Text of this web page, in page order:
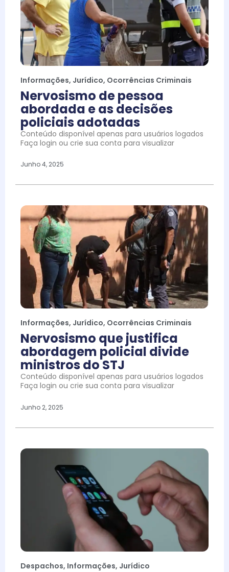
Informações, Jurídico, Ocorrências Criminais
Nervosismo de pessoa
abordada e as decisões
policiais adotadas
Conteúdo disponível apenas para usuários logados
Faça login ou crie sua conta para visualizar
Junho 4, 2025
Informações, Jurídico, Ocorrências Criminais
Nervosismo que justifica
abordagem policial divide
ministros do STJ
Conteúdo disponível apenas para usuários logados
Faça login ou crie sua conta para visualizar
Junho 2, 2025
Despachos, Informações, Jurídico